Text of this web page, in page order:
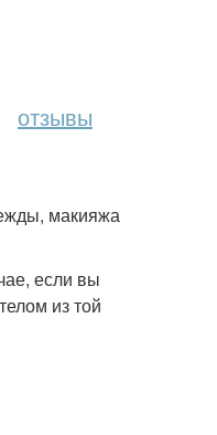
отзывы
макияжа
если вы
из той